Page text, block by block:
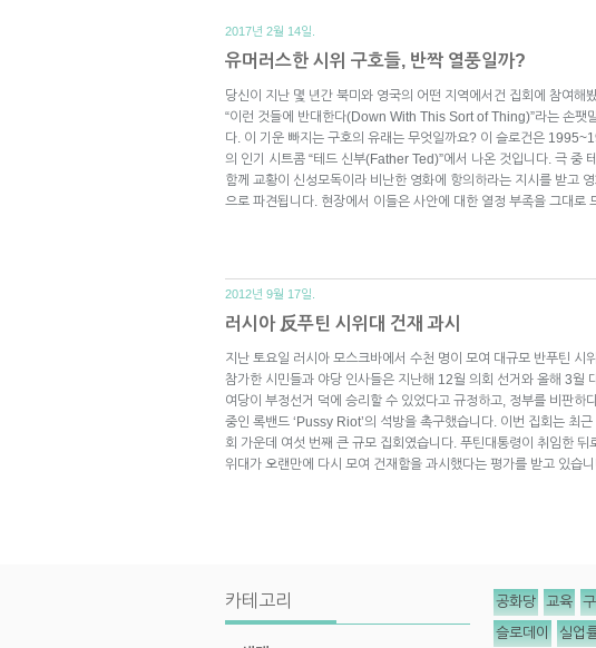
2017년 2월 14일.
유머러스한 시위 구호들, 반짝 열풍일까?
당신이 지난 몇 년간 북미와 영국의 어떤 지역에서건 집회에 참여해
“이런 것들에 반대한다(Down With This Sort of Thing)”라는 손팻
다. 이 기운 빠지는 구호의 유래는 무엇일까요? 이 슬로건은
의 인기 시트콤 “테드 신부(Father Ted)”에서 나온 것입니다. 극 중
함께 교황이 신성모독이라 비난한 영화에 항의하라는 지시를 받고
으로 파견됩니다. 현장에서 이들은 사안에 대한 열정 부족을 그대로
2012년 9월 17일.
러시아 反푸틴 시위대 건재 과시
지난 토요일 러시아 모스크바에서 수천 명이 모여 대규모 반푸틴 시
참가한 시민들과 야당 인사들은 지난해 12월 의회 선거와 올해 3월
여당이 부정선거 덕에 승리할 수 있었다고 규정하고, 정부를 비판하
중인 록밴드 ‘Pussy Riot’의 석방을 촉구했습니다. 이번 집회는 최
회 가운데 여섯 번째 큰 규모 집회였습니다. 푸틴대통령이 취임한 뒤
위대가 오랜만에 다시 모여 건재함을 과시했다는 평가를 받고 있습
카테고리 공화당 교육
슬로데이 실업